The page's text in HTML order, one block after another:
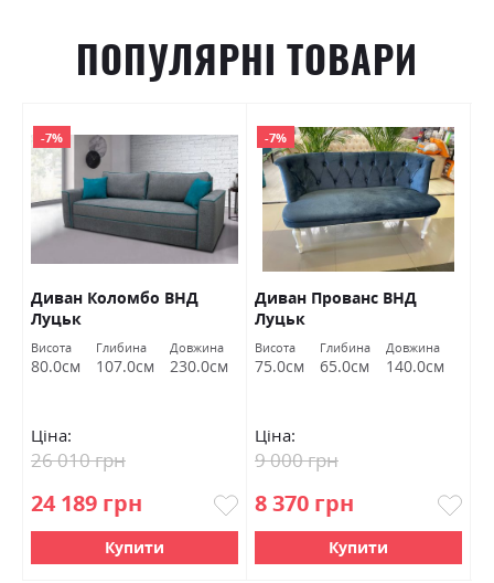
ПОПУЛЯРНІ ТОВАРИ
-7%
Диван Коломбо ВНД
Луцьк
Висота
80.0см
Глибина
107.0см
Довжина
230.0см
Ціна:
24 189 грн
26 010 грн
Купити
-7%
Диван Прованс ВНД
Луцьк
Висота
75.0см
Глибина
65.0см
Довжина
140.0см
Ціна:
8 370 грн
9 000 грн
Купити